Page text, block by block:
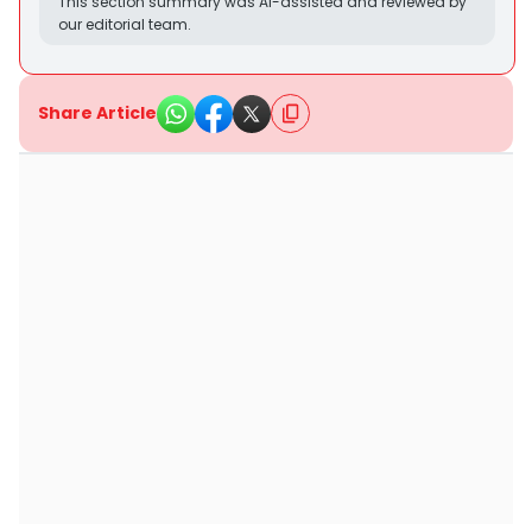
our editorial team.
Share Article